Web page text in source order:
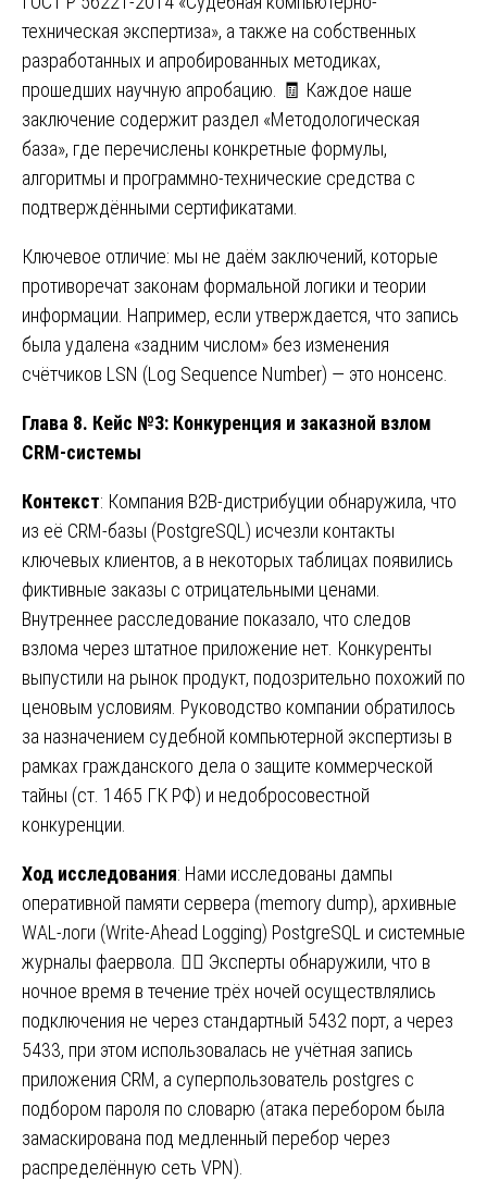
техническая экспертиза», а также на собственных
разработанных и апробированных методиках,
прошедших научную апробацию. 🧾 Каждое наше
заключение содержит раздел «Методологическая
база», где перечислены конкретные формулы,
алгоритмы и программно-технические средства с
подтверждёнными сертификатами.
Ключевое отличие: мы не даём заключений, которые
противоречат законам формальной логики и теории
информации. Например, если утверждается, что запись
была удалена «задним числом» без изменения
счётчиков LSN (Log Sequence Number) — это нонсенс.
Глава 8. Кейс №3: Конкуренция и заказной взлом
CRM-системы
Контекст: Компания B2B-дистрибуции обнаружила, что
из её CRM-базы (PostgreSQL) исчезли контакты
ключевых клиентов, а в некоторых таблицах появились
фиктивные заказы с отрицательными ценами.
Внутреннее расследование показало, что следов
взлома через штатное приложение нет. Конкуренты
выпустили на рынок продукт, подозрительно похожий по
ценовым условиям. Руководство компании обратилось
за назначением судебной компьютерной экспертизы в
рамках гражданского дела о защите коммерческой
тайны (ст. 1465 ГК РФ) и недобросовестной
конкуренции.
Ход исследования: Нами исследованы дампы
оперативной памяти сервера (memory dump), архивные
WAL-логи (Write-Ahead Logging) PostgreSQL и системные
журналы фаервола. 🕵️‍♂️ Эксперты обнаружили, что в
ночное время в течение трёх ночей осуществлялись
подключения не через стандартный 5432 порт, а через
5433, при этом использовалась не учётная запись
приложения CRM, а суперпользователь postgres с
подбором пароля по словарю (атака перебором была
замаскирована под медленный перебор через
распределённую сеть VPN).